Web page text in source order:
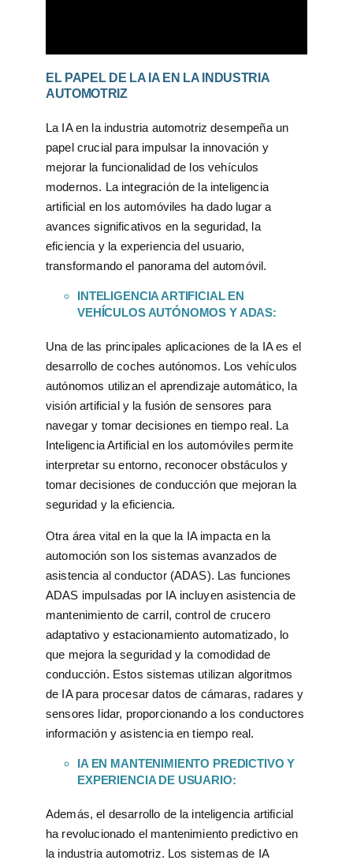
EL PAPEL DE LA IA EN LA INDUSTRIA
AUTOMOTRIZ
La IA en la industria automotriz desempeña un
papel crucial para impulsar la innovación y
mejorar la funcionalidad de los vehículos
modernos. La integración de la inteligencia
artificial en los automóviles ha dado lugar a
avances significativos en la seguridad, la
eficiencia y la experiencia del usuario,
transformando el panorama del automóvil.
INTELIGENCIA ARTIFICIAL EN
VEHÍCULOS AUTÓNOMOS Y ADAS:
Una de las principales aplicaciones de la IA es el
desarrollo de coches autónomos. Los vehículos
autónomos utilizan el aprendizaje automático, la
visión artificial y la fusión de sensores para
navegar y tomar decisiones en tiempo real. La
Inteligencia Artificial en los automóviles permite
interpretar su entorno, reconocer obstáculos y
tomar decisiones de conducción que mejoran la
seguridad y la eficiencia.
Otra área vital en la que la IA impacta en la
automoción son los sistemas avanzados de
asistencia al conductor (ADAS). Las funciones
ADAS impulsadas por IA incluyen asistencia de
mantenimiento de carril, control de crucero
adaptativo y estacionamiento automatizado, lo
que mejora la seguridad y la comodidad de
conducción. Estos sistemas utilizan algoritmos
de IA para procesar datos de cámaras, radares y
sensores lidar, proporcionando a los conductores
información y asistencia en tiempo real.
IA EN MANTENIMIENTO PREDICTIVO Y
EXPERIENCIA DE USUARIO:
Además, el desarrollo de la inteligencia artificial
ha revolucionado el mantenimiento predictivo en
la industria automotriz. Los sistemas de IA